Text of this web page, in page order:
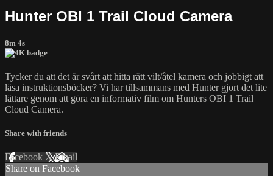
Hunter OBI 1 Trail Cloud Camera
8m 4s
Tycker du att det är svårt att hitta rätt vilt/åtel kamera och jobbigt att
läsa instruktionsböcker? Vi har tillsammans med Hunter gjort det lite
lättare genom att göra en informativ film om Hunters OBI 1 Trail
Cloud Camera.
Share with friends
Facebook XEmail
Share on Facebook